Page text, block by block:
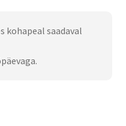
kohapeal saadaval